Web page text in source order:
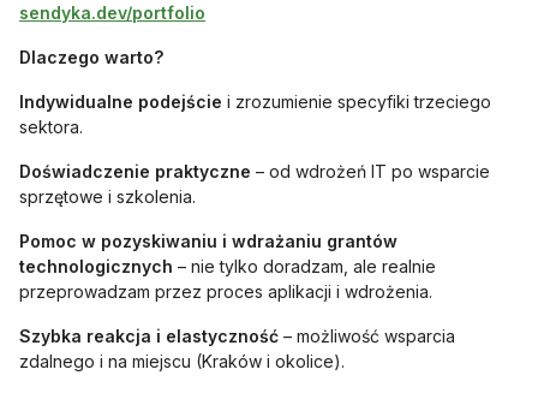
sendyka.dev/portfolio
Dlaczego warto?
Indywidualne podejście i zrozumienie specyfiki trzeciego
sektora.
Doświadczenie praktyczne – od wdrożeń IT po wsparcie
sprzętowe i szkolenia.
Pomoc w pozyskiwaniu i wdrażaniu grantów
technologicznych – nie tylko doradzam, ale realnie
przeprowadzam przez proces aplikacji i wdrożenia.
Szybka reakcja i elastyczność – możliwość wsparcia
zdalnego i na miejscu (Kraków i okolice).